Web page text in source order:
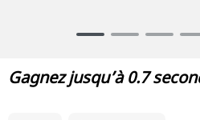
6
Gagnez jusqu’à 0.7